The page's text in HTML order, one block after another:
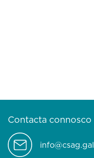
Contacta connosco
info@csag.gal